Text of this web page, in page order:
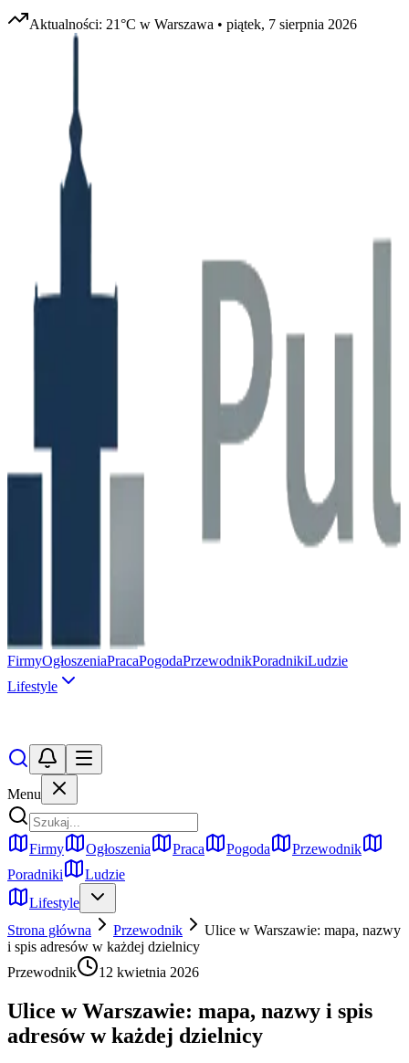
Aktualności: 21°C w Warszawa • piątek, 7 sierpnia 2026
FirmyOgłoszeniaPracaPogodaPrzewodnikPoradnikiLudzie
Lifestyle
Menu
Firmy Ogłoszenia Praca Pogoda
Przewodnik
Poradniki
Ludzie
Lifestyle
Strona główna
Przewodnik
Ulice w Warszawie: mapa, nazwy
i spis adresów w każdej dzielnicy
Przewodnik
12 kwietnia 2026
Ulice w Warszawie: mapa, nazwy i spis
adresów w każdej dzielnicy